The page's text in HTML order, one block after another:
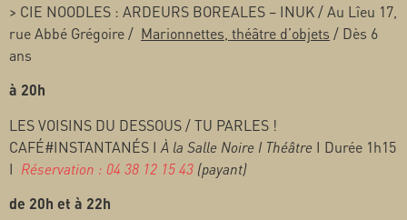
> CIE NOODLES : ARDEURS BOREALES – INUK / Au Lîeu 17,
rue Abbé Grégoire / Marionnettes, théâtre d’objets / Dès 6
ans
à 20h
LES VOISINS DU DESSOUS / TU PARLES !
CAFÉ#INSTANTANÉS I À la Salle Noire I Théâtre I Durée 1h15
I Réservation : 04 38 12 15 43 (payant)
de 20h et à 22h